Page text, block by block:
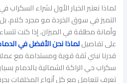
لماذا نعتبر الخيار الأول لشراء السكراب
التميز في سوق الخردة مو مجرد كلام،
وأمانة مطلقة في الميزان. إذا كنت
على تفاصيللماذا نحن الأفضل في
قدرنا نبني ثقة قوية ومستدامة مع
سكراب حي الراكة الشمالية بالدمام
تعرف تتعامل مع كل أنواع المخلفات